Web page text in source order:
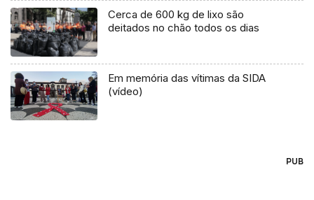
Cerca de 600 kg de lixo são
deitados no chão todos os dias
Em memória das vítimas da SIDA
(vídeo)
PUB